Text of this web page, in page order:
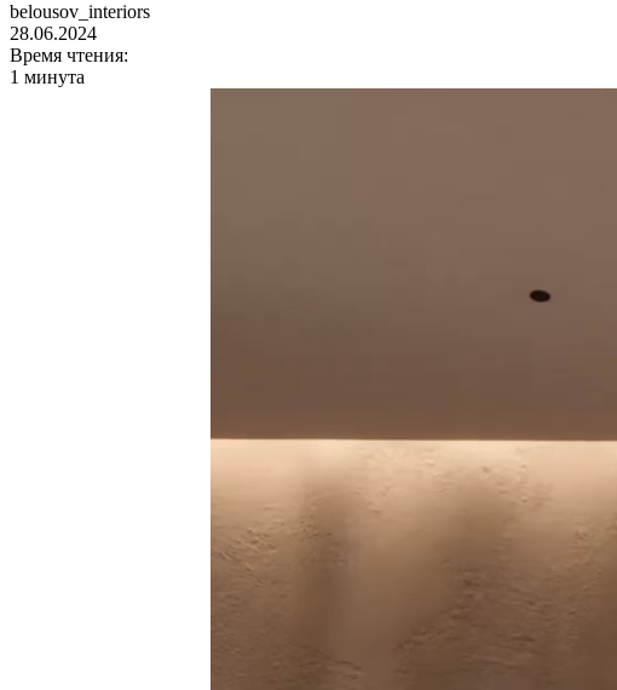
belousov_interiors
28.06.2024
Время чтения:
1 минута